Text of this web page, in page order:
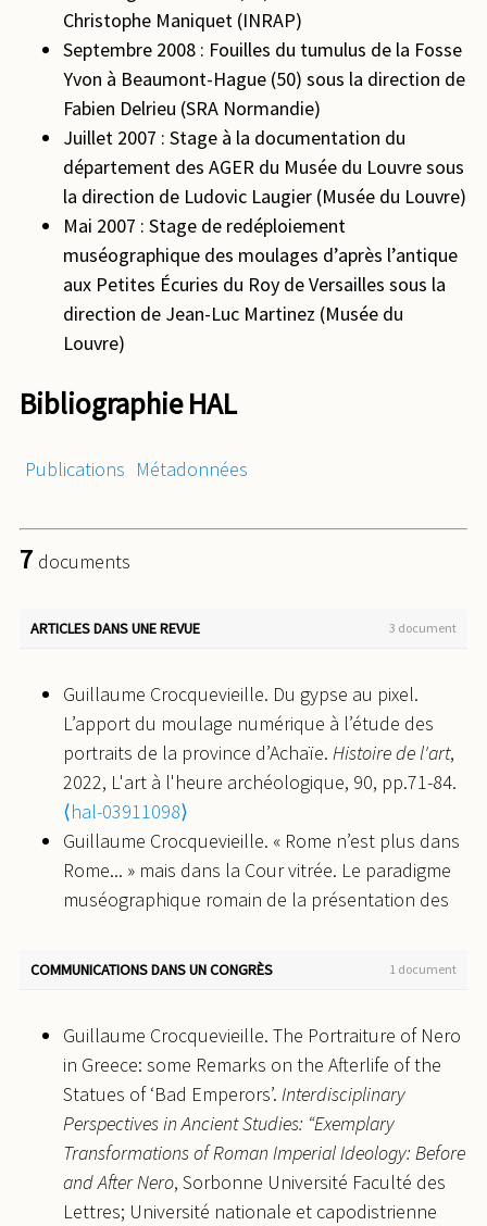
Christophe Maniquet (INRAP)
Septembre 2008 : Fouilles du tumulus de la Fosse
Yvon à Beaumont-Hague (50) sous la direction de
Fabien Delrieu (SRA Normandie)
Juillet 2007 : Stage à la documentation du
département des AGER du Musée du Louvre sous
la direction de Ludovic Laugier (Musée du Louvre)
Mai 2007 : Stage de redéploiement
muséographique des moulages d’après l’antique
aux Petites Écuries du Roy de Versailles sous la
direction de Jean-Luc Martinez (Musée du
Louvre)
Bibliographie HAL
Publications Métadonnées
7 documents
ARTICLES DANS UNE REVUE 3 document
Guillaume Crocquevieille. Du gypse au pixel.
L’apport du moulage numérique à l’étude des
portraits de la province d’Achaïe. Histoire de l'art,
2022, L'art à l'heure archéologique, 90, pp.71-84.
⟨hal-03911098⟩
Guillaume Crocquevieille. « Rome n’est plus dans
Rome... » mais dans la Cour vitrée. Le paradigme
muséographique romain de la présentation des
Études à l’École des beaux-arts de Paris (1876-
Guillaume Crocquevieille. L'anastylose littéraire.
Mémoires d'Hadrien : conservation-restauration
d'un patrimoine archéologique gréco-romain.
Nouvelles francographies, 2018, 6 (5 Spécial Actes),
pp.7-18.⟨hal-03911240⟩
COMMUNICATIONS DANS UN CONGRÈS 1 document
Guillaume Crocquevieille. The Portraiture of Nero
in Greece: some Remarks on the Afterlife of the
Statues of ‘Bad Emperors’. Interdisciplinary
Perspectives in Ancient Studies: “Exemplary
Transformations of Roman Imperial Ideology: Before
and After Nero, Sorbonne Université Faculté des
Lettres; Université nationale et capodistrienne